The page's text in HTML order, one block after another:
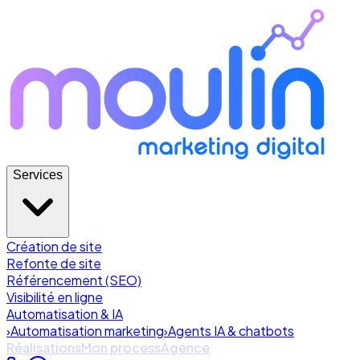
Services
Création de site
Refonte de site
Référencement (SEO)
Visibilité en ligne
Automatisation & IA
›Automatisation marketing›Agents IA & chatbots
RéalisationsMon processAgence